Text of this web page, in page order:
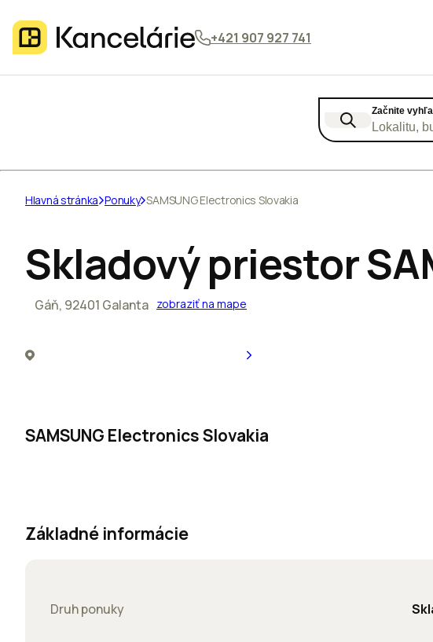
+421 907 927 741
Začnite
Lokalitu,
Hlavná stránka Ponuky SAMSUNG Electronics Slovakia
Skladový priestor
Gáň, 92401 Galanta zobraziť na mape
SAMSUNG Electronics Slovakia
Základné informácie
Druh ponuky